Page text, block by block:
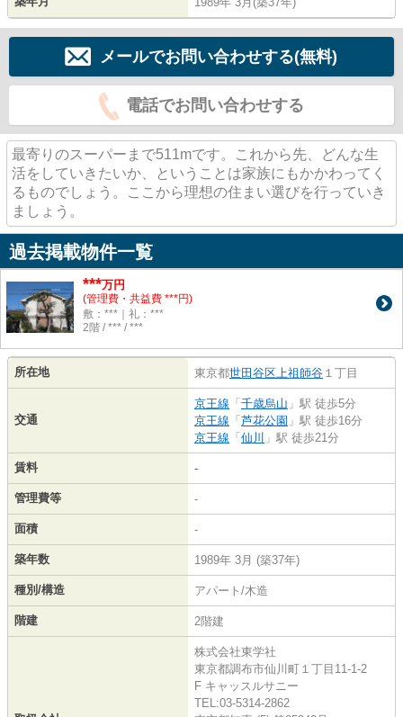
メールでお問い合わせする(無料)
電話でお問い合わせする
最寄りのスーパーまで511mです。これから先、どんな生
活をしていきたいか、ということは家族にもかかわってく
るものでしょう。ここから理想の住まい選びを行っていき
ましょう。
過去掲載物件一覧
***万円
(管理費・共益費 ***円)
敷：***｜礼：***
2階 / *** / ***
所在地 東京都世田谷区上祖師谷 １丁目
交通
京王線 「 千歳烏山 」駅 徒歩5分
京王線 「 芦花公園 」駅 徒歩16分
京王線 「 仙川 」駅 徒歩21分
賃料 -
管理費等 -
面積 -
築年数 1989年 3月 (築37年)
種別/構造 アパート/木造
階建 2階建
株式会社東学社
東京都調布市仙川町１丁目11-1-2
F キャッスルサニー
TEL:03-5314-2862